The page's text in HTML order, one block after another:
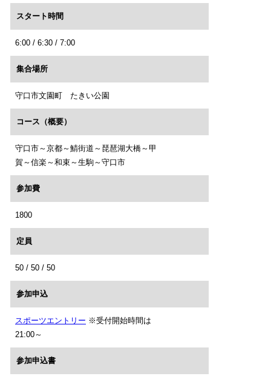
スタート時間
6:00 / 6:30 / 7:00
集合場所
守口市文園町 たきい公園
コース（概要）
守口市～京都～鯖街道～琵琶湖大橋～甲
賀～信楽～和束～生駒～守口市
参加費
1800
定員
50 / 50 / 50
参加申込
スポーツエントリー ※受付開始時間は
21:00～
参加申込書